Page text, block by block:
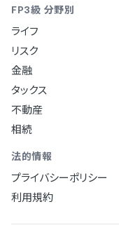
FP3級 分野別
ライフ
リスク
金融
タックス
不動産
相続
法的情報
プライバシーポリシー
利用規約